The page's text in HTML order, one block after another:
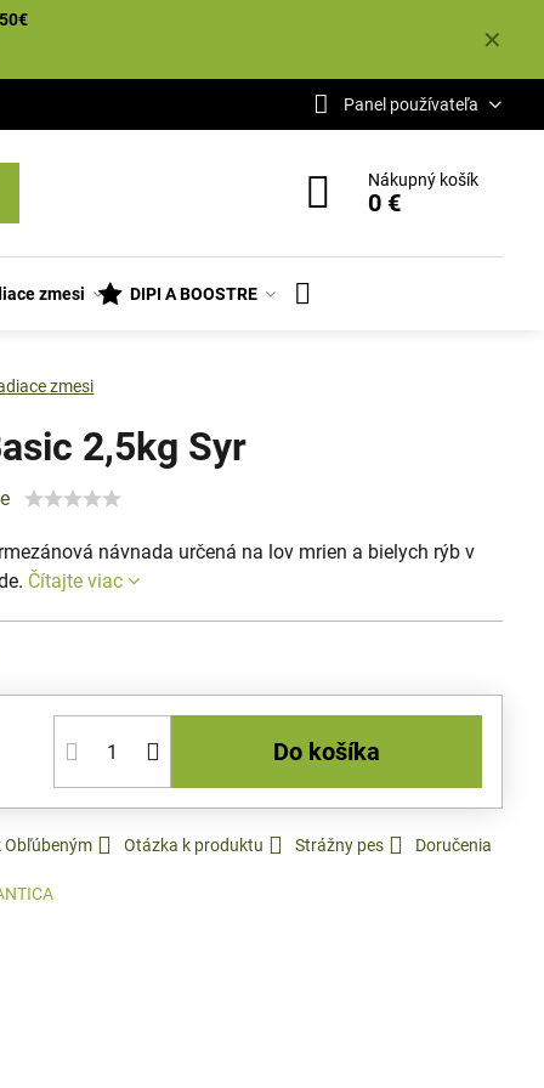
✕
Panel používateľa
Nákupný košík
0 €
zmesi DIPI A BOOSTRE
zmesi
2,5kg Syr
návnada určená na lov mrien a bielych rýb v
Čítajte viac
Do košíka
Obľúbeným Otázka k produktu Strážny pes Doručenia